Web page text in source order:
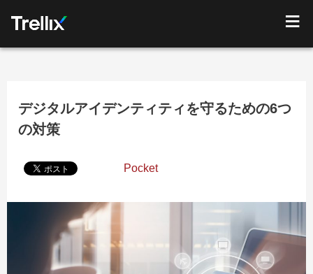
デジタルアイデンティティを守るための6つ
の対策
Pocket